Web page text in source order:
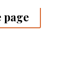
page